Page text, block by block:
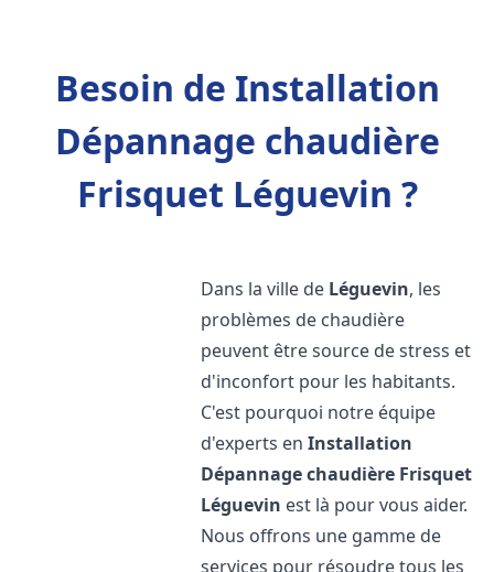
Besoin de Installation
Dépannage chaudière
Frisquet Léguevin ?
Dans la ville de Léguevin, les
problèmes de chaudière
peuvent être source de stress et
d'inconfort pour les habitants.
C'est pourquoi notre équipe
d'experts enInstallation
Dépannage chaudière Frisquet
Léguevin est là pour vous aider.
Nous offrons une gamme de
services pour résoudre tous les